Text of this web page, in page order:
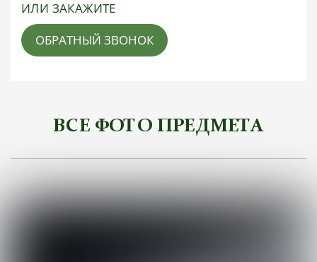
ИЛИ ЗАКАЖИТЕ
ОБРАТНЫЙ ЗВОНОК
ВСЕ ФОТО ПРЕДМЕТА